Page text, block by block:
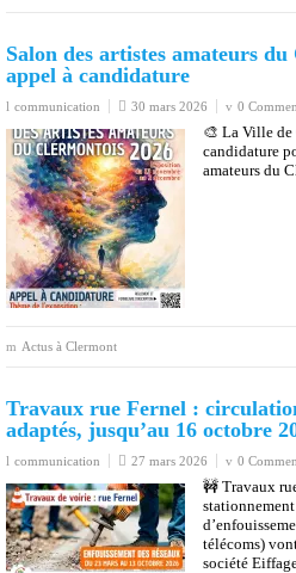
Salon des artistes amateurs
appel à candidature
communication 30 mars 2026 0
🎨 La Ville de
candidature
amateurs du
Actus à Clermont
Travaux rue Fernel :
adaptés, jusqu’au 16 octobre
communication 27 mars 2026 0
🚧 Travaux
télécoms)
société